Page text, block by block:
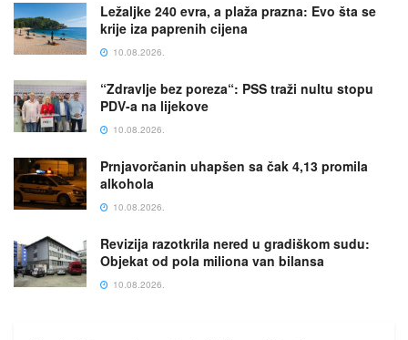
Ležaljke 240 evra, a plaža prazna: Evo šta se
krije iza paprenih cijena
10.08.2026.
“Zdravlje bez poreza“: PSS traži nultu stopu
PDV-a na lijekove
10.08.2026.
Prnjavorčanin uhapšen sa čak 4,13 promila
alkohola
10.08.2026.
Revizija razotkrila nered u gradiškom sudu:
Objekat od pola miliona van bilansa
10.08.2026.